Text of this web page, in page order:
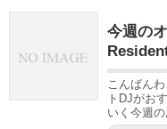
今週の
こんばん
トDJがお
いく今週